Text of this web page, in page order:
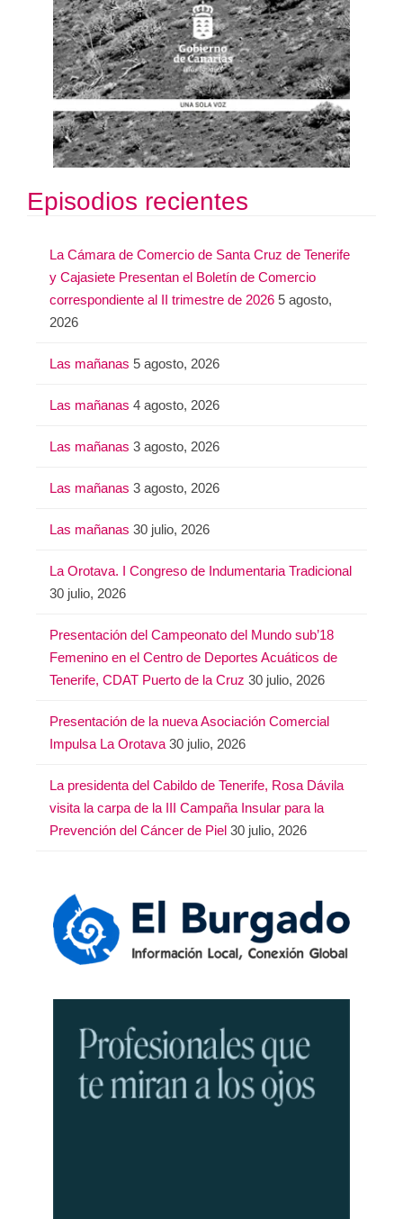
Episodios recientes
La Cámara de Comercio de Santa Cruz de Tenerife
y Cajasiete Presentan el Boletín de Comercio
correspondiente al II trimestre de 2026 5 agosto,
2026
Las mañanas 5 agosto, 2026
Las mañanas 4 agosto, 2026
Las mañanas 3 agosto, 2026
Las mañanas 3 agosto, 2026
Las mañanas 30 julio, 2026
La Orotava. I Congreso de Indumentaria Tradicional
30 julio, 2026
Presentación del Campeonato del Mundo sub’18
Femenino en el Centro de Deportes Acuáticos de
Tenerife, CDAT Puerto de la Cruz 30 julio, 2026
Presentación de la nueva Asociación Comercial
Impulsa La Orotava 30 julio, 2026
La presidenta del Cabildo de Tenerife, Rosa Dávila
visita la carpa de la III Campaña Insular para la
Prevención del Cáncer de Piel 30 julio, 2026